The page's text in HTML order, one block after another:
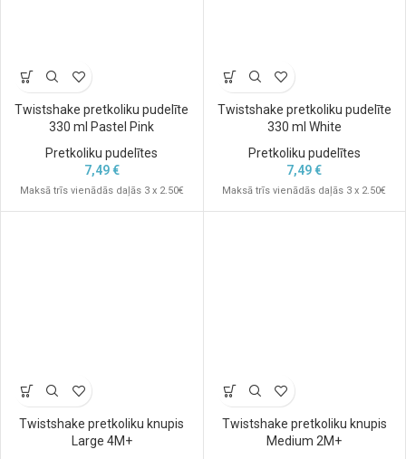
Twistshake pretkoliku pudelīte
330 ml Pastel Pink
Pretkoliku pudelītes
7,49€
Maksā trīs vienādās daļās 3 x 2.50€
Twistshake pretkoliku pudelīte
330 ml White
Pretkoliku pudelītes
7,49€
Maksā trīs vienādās daļās 3 x 2.50€
Twistshake pretkoliku knupis
Large 4M+
Twistshake pretkoliku knupis
Medium 2M+